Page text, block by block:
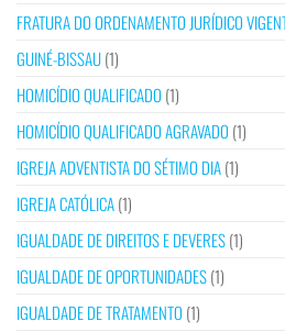
FRATURA DO ORDENAMENTO JURÍDICO
GUINÉ-BISSAU(1)
HOMICÍDIO QUALIFICADO (1)
HOMICÍDIO QUALIFICADO AGRAVADO (1)
IGREJA ADVENTISTA DO SÉTIMO DIA(1)
IGREJA CATÓLICA(1)
IGUALDADE DE DIREITOS E DEVERES(1)
IGUALDADE DE OPORTUNIDADES(1)
IGUALDADE DE TRATAMENTO (1)